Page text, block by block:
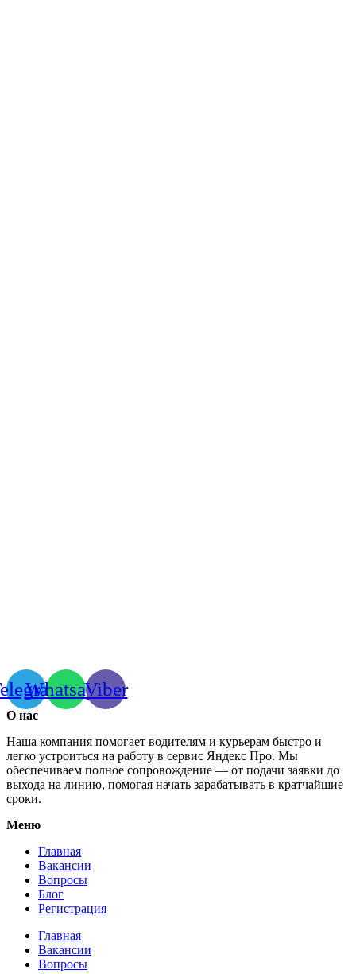
WhatsappViber
О нас
Наша компания помогает водителям и курьерам быстро и
легко устроиться на работу в сервис Яндекс Про. Мы
обеспечиваем полное сопровождение — от подачи заявки до
выхода на линию, помогая начать зарабатывать в кратчайшие
сроки.
Меню
Главная
Вакансии
Вопросы
Блог
Регистрация
Главная
Вакансии
Вопросы